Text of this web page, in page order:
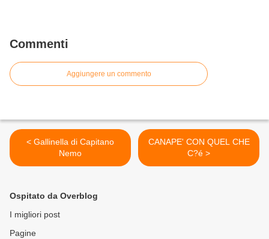
Commenti
Aggiungere un commento
< Gallinella di Capitano
Nemo
CANAPE' CON QUEL CHE
C?é >
Ospitato da Overblog
I migliori post
Pagine